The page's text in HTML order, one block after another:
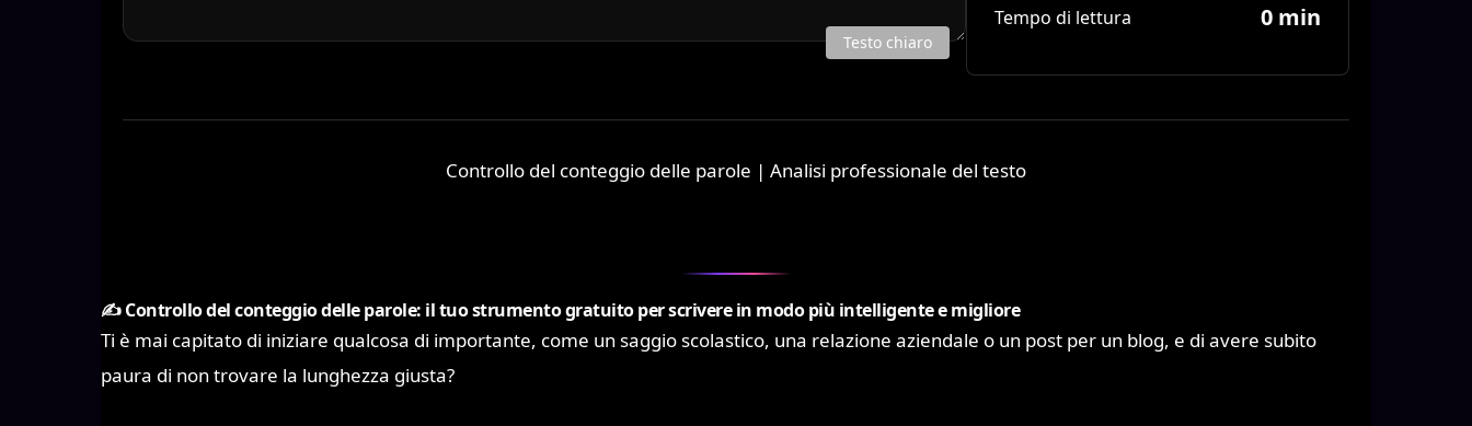
Testo chiaro
Tempo di lettura 0 min
Controllo del conteggio delle parole | Analisi professionale del testo
✍️ Controllo del conteggio delle parole: il tuo strumento gratuito per scrivere in modo più intelligente e migliore
Ti è mai capitato di iniziare qualcosa di importante, come un saggio scolastico, una relazione aziendale o un post per un blog, e di avere subito
paura di non trovare la lunghezza giusta?